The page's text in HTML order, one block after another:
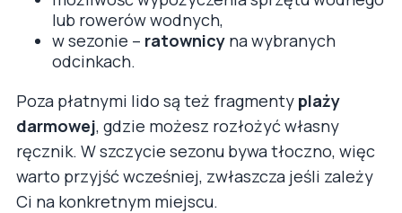
lub rowerów wodnych,
w sezonie – ratownicy na wybranych
odcinkach.
Poza płatnymi lido są też fragmenty plaży
darmowej, gdzie możesz rozłożyć własny
ręcznik. W szczycie sezonu bywa tłoczno, więc
warto przyjść wcześniej, zwłaszcza jeśli zależy
Ci na konkretnym miejscu.